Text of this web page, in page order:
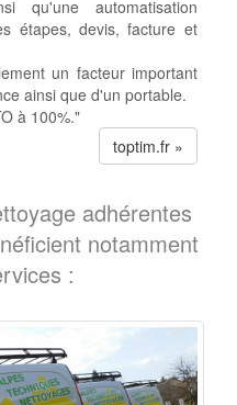
étapes, devis, facture et
un facteur important
ainsi que d'un portable.
à 100%."
toptim.fr »
adhérentes
notamment
: